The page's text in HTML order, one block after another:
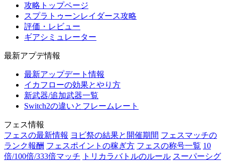
攻略トップページ
スプラトゥーンレイダース攻略
評価・レビュー
ギアシミュレーター
最新アプデ情報
最新アップデート情報
イカフローの効果とやり方
新武器/追加武器一覧
Switch2の違いとフレームレート
フェス情報
フェスの最新情報 ヨビ祭の結果と開催期間 フェスマッチの
ランク報酬 フェスポイントの稼ぎ方 フェスの称号一覧 10
倍/100倍/333倍マッチ
トリカラバトルのルール スーパーシグ